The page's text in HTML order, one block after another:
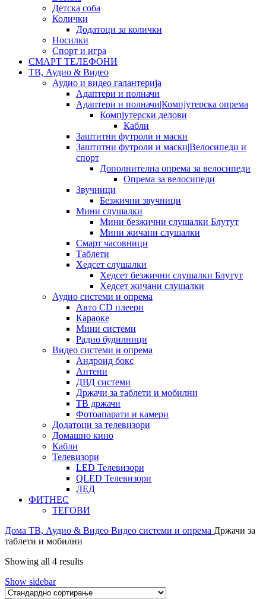
Детска соба
Колички
Додатоци за колички
Носилки
Спорт и игра
СМАРТ ТЕЛЕФОНИ
ТВ, Аудио & Видео
Аудио и видео галантерија
Адаптери и полначи
Адаптери и полначи|Компјутерска опрема
Компјутерски делови
Кабли
Заштитни футроли и маски
Заштитни футроли и маски|Велосипеди и
спорт
Дополнителна опрема за велосипеди
Опрема за велосипеди
Звучници
Безжични звучници
Мини слушалки
Мини безжични слушалки Блутут
Мини жичани слушалки
Смарт часовници
Таблети
Хедсет слушалки
Хедсет безжични слушалки Блутут
Хедсет жичани слушалки
Аудио системи и опрема
Авто CD плеери
Караоке
Мини системи
Радио будилници
Видео системи и опрема
Андроид бокс
Антени
ДВД системи
Држачи за таблети и мобилни
ТВ држачи
Фотоапарати и камери
Додатоци за телевизори
Домашно кино
Кабли
Телевизори
LED Телевизори
QLED Телевизори
ЛЕД
ФИТНЕС
ТЕГОВИ
Дома ТВ, Аудио & Видео Видео системи и опрема Држачи за
таблети и мобилни
Showing all 4 results
Show sidebar